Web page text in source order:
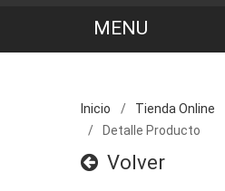
Inicio
Tienda Online
Detalle Producto
Volver